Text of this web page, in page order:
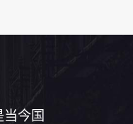
今国